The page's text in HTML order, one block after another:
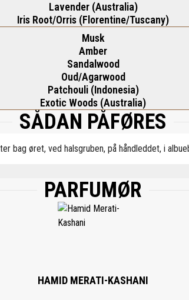
Lavender (Australia)
Iris Root/Orris (Florentine/Tuscany)
Musk
Amber
Sandalwood
Oud/Agarwood
Patchouli (Indonesia)
Exotic Woods (Australia)
SÅDAN PÅFØRES
bag øret, ved halsgruben, på håndleddet, i
ETHYLHEXYL METHOXYCINNAMATE, BUTYL
CI 14700 (RED 4), CI 19140 (YELLOW 5), CI 42090
PARFUMØR
HAMID MERATI-KASHANI